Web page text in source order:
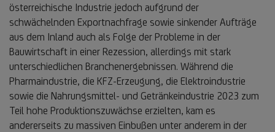
österreichische Industrie jedoch aufgrund der
schwächelnden Exportnachfrage sowie sinkender Aufträge
aus dem Inland auch als Folge der Probleme in der
Bauwirtschaft in einer Rezession, allerdings mit stark
unterschiedlichen Branchenergebnissen. Während die
Pharmaindustrie, die KFZ-Erzeugung, die Elektroindustrie
sowie die Nahrungsmittel- und Getränkeindustrie 2023 zum
Teil hohe Produktionszuwächse erzielten, kam es
andererseits zu massiven Einbußen unter anderem in der